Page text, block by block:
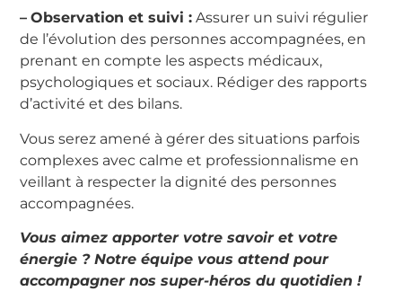
– Observation et suivi : Assurer un suivi régulier
de l’évolution des personnes accompagnées, en
prenant en compte les aspects médicaux,
psychologiques et sociaux. Rédiger des rapports
d’activité et des bilans.
Vous serez amené à gérer des situations parfois
complexes avec calme et professionnalisme en
veillant à respecter la dignité des personnes
accompagnées.
Vous aimez apporter votre savoir et votre
énergie ? Notre équipe vous attend pour
accompagner nos super-héros du quotidien !